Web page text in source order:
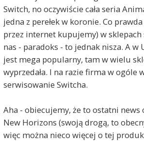
Switch, no oczywiście cała seria
jedna z perełek w koronie. Co
przez internet kupujemy) w sklepach
nas - paradoks - to jednak nisza. A w
jest mega popularny, tam w wielu
wyprzedała. I na razie firma w ogóle
serwisowanie Switcha.
Aha - obiecujemy, że to ostatni news
New Horizons (swoją drogą, to
więc można nieco więcej o tej